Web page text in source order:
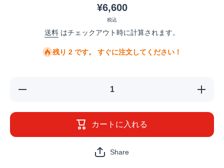
¥6,600
税込
送料 はチェックアウト時に計算されます。
残り 2 です。 すぐに注文してください！
《整備済・再
《整備
証1年)
カートに入れる
Share